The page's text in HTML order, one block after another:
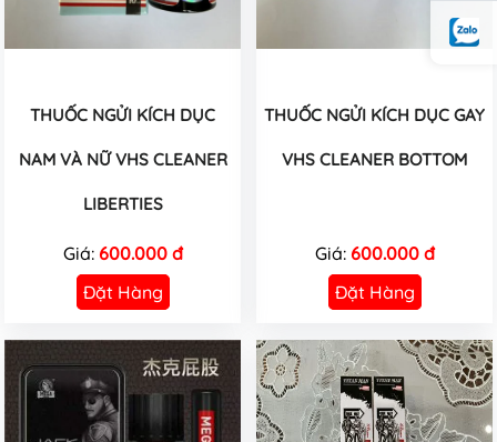
THUỐC NGỬI KÍCH DỤC
NAM VÀ NỮ VHS CLEANER
LIBERTIES
Giá: 600.000 đ
Đặt Hàng
THUỐC NGỬI KÍCH DỤC GAY
VHS CLEANER BOTTOM
Giá: 600.000 đ
Đặt Hàng